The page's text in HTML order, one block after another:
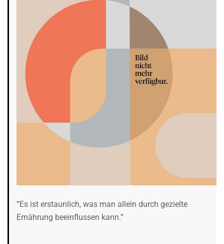
“Es ist erstaunlich, was man allein durch gezielte
Ernährung beeinflussen kann.”